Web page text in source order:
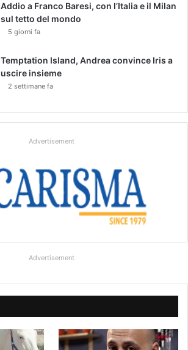
Addio a Franco Baresi, con l’Italia e il Milan
sul tetto del mondo
5 giorni fa
Temptation Island, Andrea convince Iris a
uscire insieme
2 settimane fa
Advertisement
Advertisement